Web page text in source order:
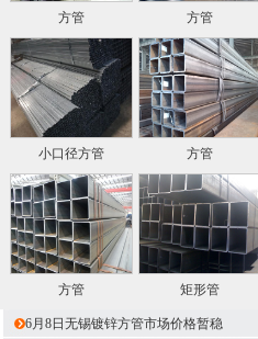
方管 方管
小口径方管 方管
方管 矩形管
6月8日无锡镀锌方管市场价格暂稳